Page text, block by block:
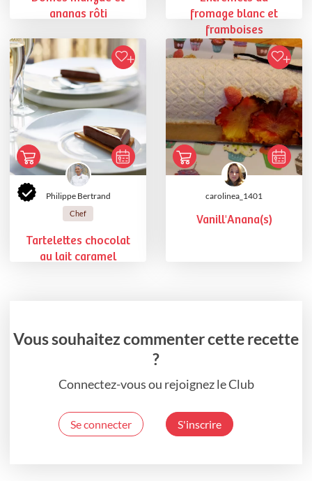
ananas rôti
fromage blanc et
framboises
Philippe Bertrand
Chef
Tartelettes chocolat
au lait caramel
carolinea_1401
Vanill'Anana(s)
Vous souhaitez commenter cette recette
?
Connectez-vous ou rejoignez le Club
Se connecter S'inscrire